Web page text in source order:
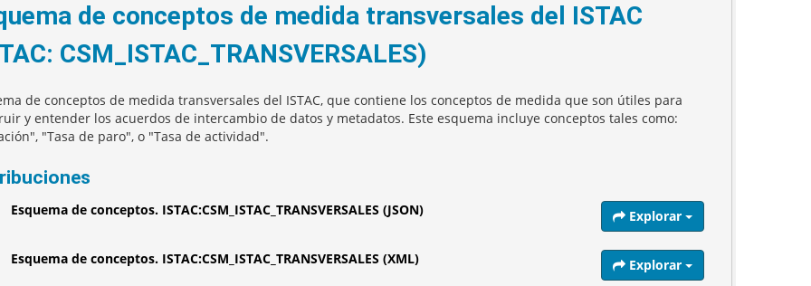
de conceptos de medida transversales del ISTAC
CSM_ISTAC_TRANSVERSALES)
de conceptos de medida transversales del ISTAC, que contiene los conceptos de medida que son útiles para
y entender los acuerdos de intercambio de datos y metadatos. Este esquema incluye conceptos tales como:
"Tasa de paro", o "Tasa de actividad".
Esquema de conceptos. ISTAC:CSM_ISTAC_TRANSVERSALES (JSON) Explorar
Esquema de conceptos. ISTAC:CSM_ISTAC_TRANSVERSALES (XML) Explorar